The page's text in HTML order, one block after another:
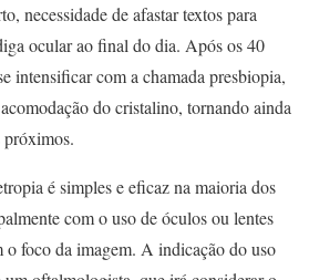
necessidade de afastar textos para
ocular ao final do dia. Após os 40
intensificar com a chamada presbiopia,
do cristalino, tornando ainda
é simples e eficaz na maioria dos
com o uso de óculos ou lentes
o foco da imagem. A indicação do uso